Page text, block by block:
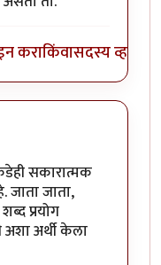
कराकिंवासदस्य व्हा
सकारात्मक
जाता जाता,
प्रयोग
अशा अर्थी केला